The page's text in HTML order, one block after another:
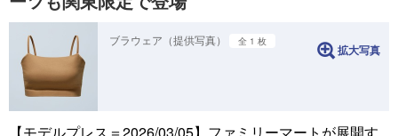
ブラウェア（提供写真） 全 1 枚
拡大写真